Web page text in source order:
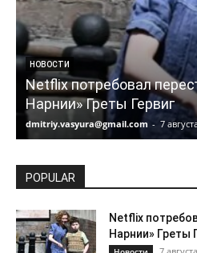
НОВОСТИ
Netflix потребовал
Нарнии» Греты Гервиг
dmitriy.vasyura@gmail.com - 7
POPULAR
Netflix
Нарнии» Греты